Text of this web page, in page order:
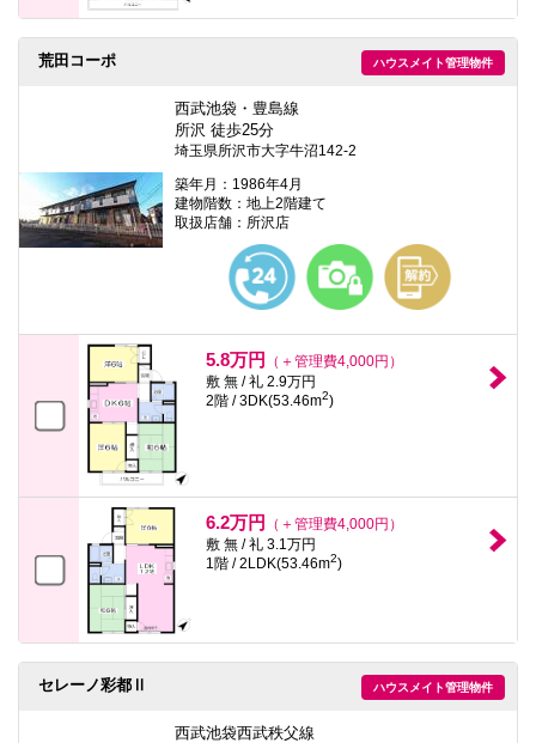
ハウスメイト管理物件
荒田コーポ
西武池袋・豊島線
所沢 徒歩25分
埼玉県所沢市大字牛沼142-2
築年月：1986年4月
建物階数：地上2階建て
取扱店舗：所沢店
5.8万円
（＋管理費4,000円）
敷 無 / 礼 2.9万円
2階 / 3DK(53.46m2)
6.2万円
（＋管理費4,000円）
敷 無 / 礼 3.1万円
1階 / 2LDK(53.46m2)
ハウスメイト管理物件
セレーノ彩都Ⅱ
西武池袋西武秩父線